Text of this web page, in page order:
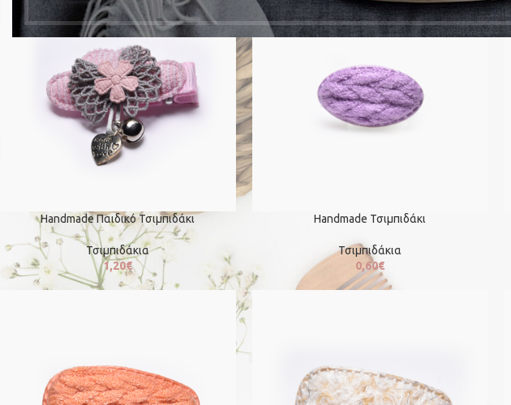
Handmade Παιδικό Τσιμπιδάκι
Τσιμπιδάκια
1,20€
Handmade Τσιμπιδάκι
Τσιμπιδάκια
0,60€